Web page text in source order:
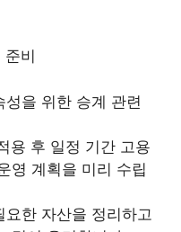
비
을 위한 승계 관련
후 일정 기간 고용
영 계획을 미리 수립
한 자산을 정리하고